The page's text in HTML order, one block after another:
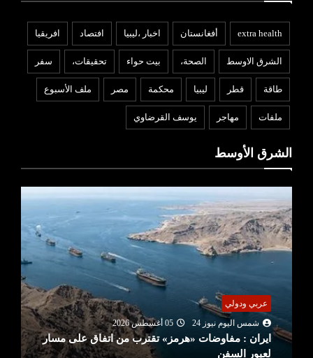
extra health أفغانستان اخبار ،ليبيا افتصاد افريقيا
الشرق الاوسط الصحة، بيت حواء تحقيقات، سفر
طاقة قطر ليبيا محكمة مصر ملف الأسبوع
ملفات مهاجر يوسف القرضاوي
الشرق الأوسط
عربي ودولي
شمس اليوم نيوز 24
05 أغسطس 2026
ايران : مفاوضات «هرمز» تقترب من اتفاق على مسار
لعبور السفن